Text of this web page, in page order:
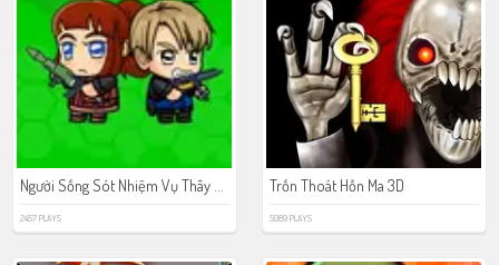
2457 PLAYS
Trốn Thoát Hồn Ma 3D
5089 PLAYS